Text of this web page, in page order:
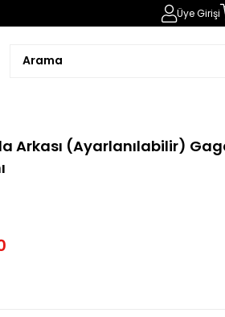
Üye Girişi
Arkası (Ayarlanılabilir)